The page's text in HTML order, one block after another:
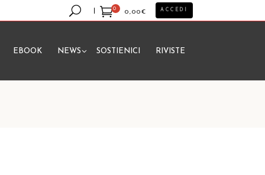
0
0,00€
prodotto nel carrello.
ACCEDI
EBOOK NEWS SOSTIENICI RIVISTE